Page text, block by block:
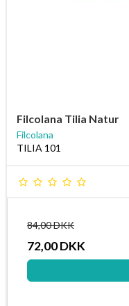
Filcolana Tilia Natur
Filcolana
TILIA 101
84,00 DKK
72,00 DKK